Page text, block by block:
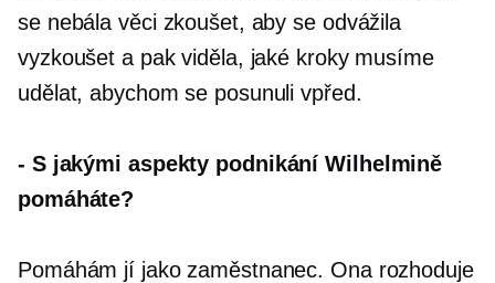
se nebála věci zkoušet, aby se odvážila
vyzkoušet a pak viděla, jaké kroky musíme
udělat, abychom se posunuli vpřed.
- S jakými aspekty podnikání Wilhelmině
pomáháte?
Pomáhám jí jako zaměstnanec. Ona rozhoduje